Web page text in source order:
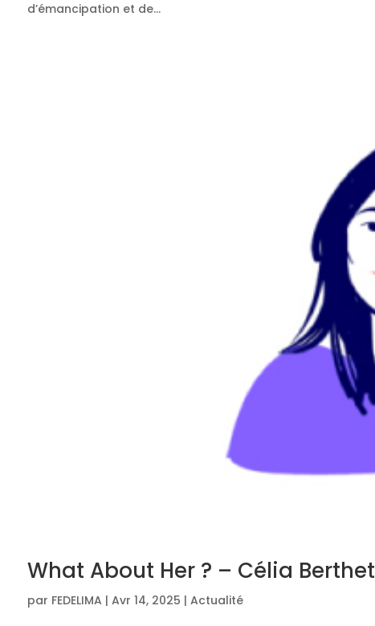
d’émancipation et de...
What About Her ? – Célia Berthet
par FEDELIMA | Avr 14, 2025 | Actualité